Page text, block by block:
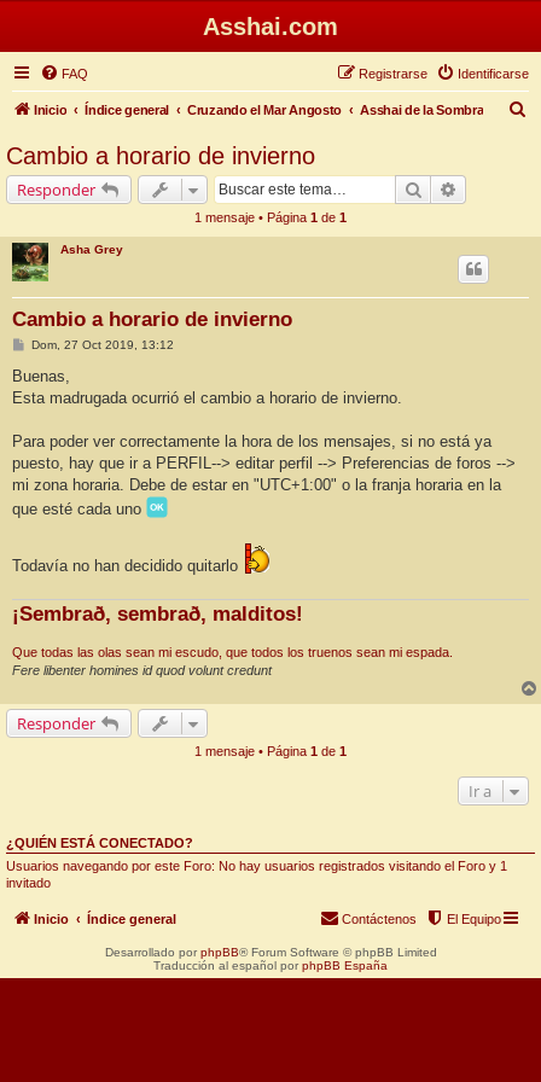
Asshai.com
FAQ Identificarse
Registrarse
Inicio Índice general Cruzando el Mar Angosto Asshai de la Sombra
Cambio a horario de invierno
Responder Buscar
1 mensaje • Página 1 de 1
Asha Grey
Cambio a horario de invierno
M
n
a
Dom, 27 Oct 2019, 13:12
Buenas,
Esta madrugada ocurrió el cambio a horario de invierno.
Para poder ver correctamente la hora de los mensajes, si no está ya
puesto, hay que ir a PERFIL--> editar perfil --> Preferencias de foros -->
mi zona horaria. Debe de estar en "UTC+1:00" o la franja horaria en la
que esté cada uno
Todavía no han decidido quitarlo
¡Sembrað, sembrað, malditos!
Que todas las olas sean mi escudo, que todos los truenos sean mi espada.
Fere libenter homines id quod volunt credunt
Responder
1 mensaje • Página 1 de 1
Ir a
¿QUIÉN ESTÁ CONECTADO?
Usuarios navegando por este Foro: No hay usuarios registrados visitando el Foro y 1
invitado
Inicio Índice general El Equipo
Contáctenos
Desarrollado por phpBB® Forum Software © phpBB Limited
Traducción al español por phpBB España